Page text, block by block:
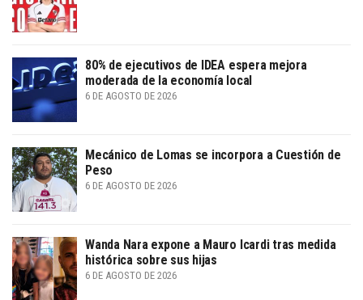
80% de ejecutivos de IDEA espera mejora
moderada de la economía local
6 DE AGOSTO DE 2026
Mecánico de Lomas se incorpora a Cuestión de
Peso
6 DE AGOSTO DE 2026
Wanda Nara expone a Mauro Icardi tras medida
histórica sobre sus hijas
6 DE AGOSTO DE 2026